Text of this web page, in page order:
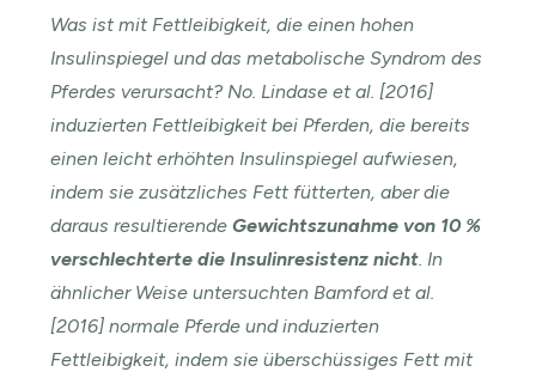
Was ist mit Fettleibigkeit, die einen hohen
Insulinspiegel und das metabolische Syndrom des
Pferdes verursacht? No. Lindase et al. [2016]
induzierten Fettleibigkeit bei Pferden, die bereits
einen leicht erhöhten Insulinspiegel aufwiesen,
indem sie zusätzliches Fett fütterten, aber die
daraus resultierendeGewichtszunahme von 10 %
verschlechterte die Insulinresistenz nicht . In
ähnlicher Weise untersuchten Bamford et al.
[2016] normale Pferde und induzierten
Fettleibigkeit, indem sie überschüssiges Fett mit